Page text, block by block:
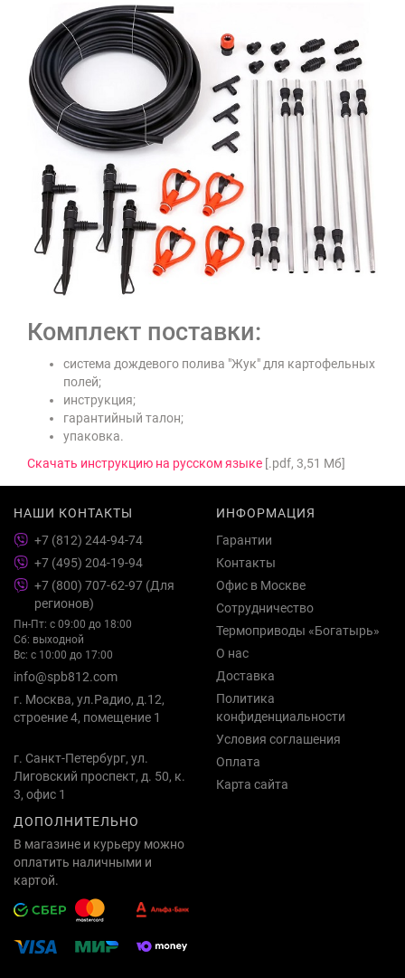
Комплект поставки:
система дождевого полива "Жук" для картофельных
полей;
инструкция;
гарантийный талон;
упаковка.
Скачать инструкцию на русском языке [.pdf, 3,51 Мб]
НАШИ КОНТАКТЫ
+7 (812) 244-94-74
+7 (495) 204-19-94
+7 (800) 707-62-97 (Для
регионов)
Пн-Пт: с 09:00 до 18:00
Сб: выходной
Вс: с 10:00 до 17:00
info@spb812.com
г. Москва, ул.Радио, д.12,
строение 4, помещение 1
г. Санкт-Петербург, ул.
Лиговский проспект, д. 50, к.
3, офис 1
ИНФОРМАЦИЯ
Гарантии
Контакты
Офис в Москве
Сотрудничество
Термоприводы «Богатырь»
О нас
Доставка
Политика
конфиденциальности
Условия соглашения
Оплата
Карта сайта
ДОПОЛНИТЕЛЬНО
В магазине и курьеру можно
оплатить наличными и
картой.